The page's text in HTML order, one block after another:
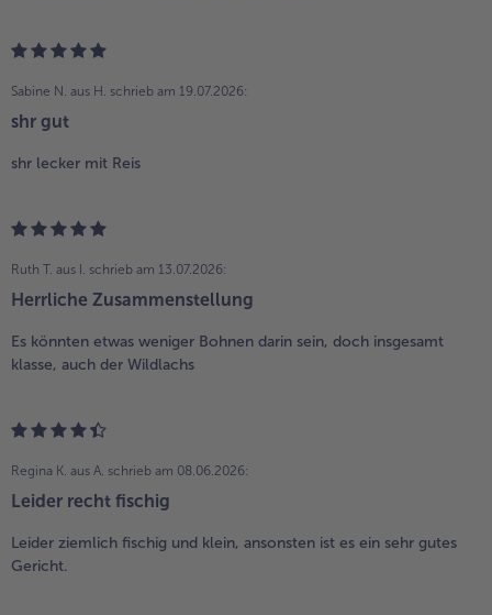
Sabine N. aus H. schrieb am 19.07.2026:
shr gut
shr lecker mit Reis
Ruth T. aus I. schrieb am 13.07.2026:
Herrliche Zusammenstellung
Es könnten etwas weniger Bohnen darin sein, doch insgesamt
klasse, auch der Wildlachs
Regina K. aus A. schrieb am 08.06.2026:
Leider recht fischig
Leider ziemlich fischig und klein, ansonsten ist es ein sehr gutes
Gericht.